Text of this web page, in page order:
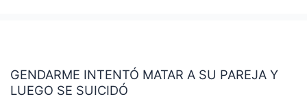
GENDARME INTENTÓ MATAR A SU PAREJA Y
LUEGO SE SUICIDÓ
MATAR
A